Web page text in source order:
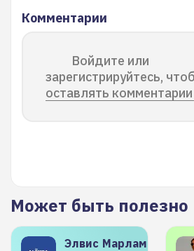
Комментарии
Войдите или
зарегистрируйтесь,
оставлять комментарии
Может быть полезно
Элвис Марламов